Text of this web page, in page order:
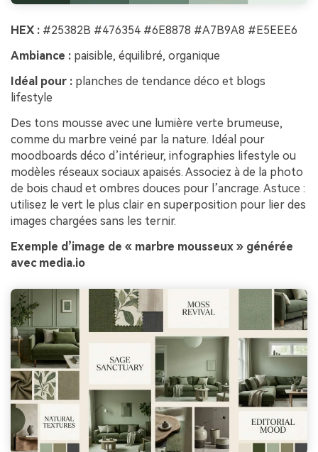
HEX : #25382B #476354 #6E8878 #A7B9A8 #E5EEE6
Ambiance : paisible, équilibré, organique
Idéal pour : planches de tendance déco et blogs
lifestyle
Des tons mousse avec une lumière verte brumeuse,
comme du marbre veiné par la nature. Idéal pour
moodboards déco d’intérieur, infographies lifestyle ou
modèles réseaux sociaux apaisés. Associez à de la photo
de bois chaud et ombres douces pour l’ancrage. Astuce :
utilisez le vert le plus clair en superposition pour lier des
images chargées sans les ternir.
Exemple d’image de « marbre mousseux » générée
avec media.io